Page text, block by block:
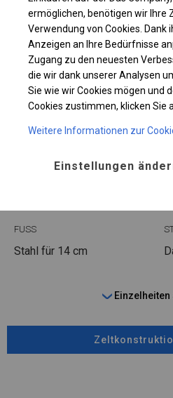
Plane
KONSTRUKTION
WINTER PLUS
FUSS
Stahl für 14 cm
Einzelheiten
ermöglichen, benötigen wir Ihre
Verwendung von Cookies. Dank
Anzeigen an Ihre Bedürfnisse
Zugang zu den neuesten
die wir dank unserer Analysen
Sie wie wir Cookies mögen und
Cookies zustimmen, klicken Sie
Weitere Informationen zur
Einstellungen